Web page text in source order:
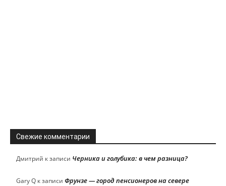
Свежие комментарии
Дмитрий к записи Черника и голубика: в чем разница?
Gary Q к записи Фрунзе — город пенсионеров на севере